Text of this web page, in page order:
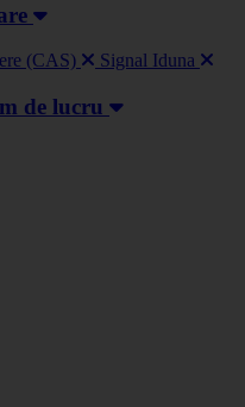
(CAS) Signal Iduna
de lucru